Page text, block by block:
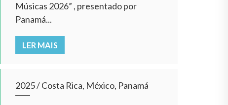
Músicas 2026” , presentado por
Panamá...
LER MAIS
2025/Costa Rica, México, Panamá